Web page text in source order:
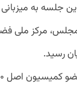
جلسه به میزبانی
مجلس، مرکز ملی
رسید.